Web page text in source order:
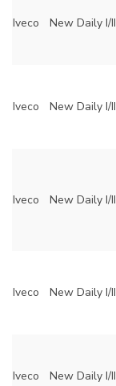
Iveco New Daily I/II
Iveco New Daily I/II
Iveco New Daily I/II
Iveco New Daily I/II
Iveco New Daily I/II